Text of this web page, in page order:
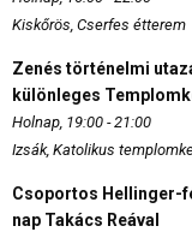
Kiskőrös, Cserfes étterem
Zenés történelmi
különleges
Holnap, 19:00 - 21:00
Izsák, Katolikus
Csoportos Hellinger-
nap Takács Reával